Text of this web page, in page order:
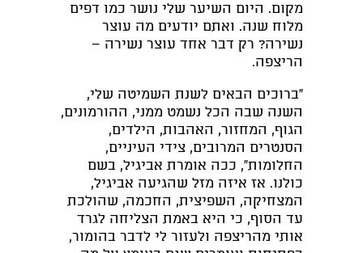
מקום. היום השיער שלי נושר כמו דפים
מלוח שנה. ואתם יודעים מה עוצר
נשירה? רק דבר אחד עוצר נשירה –
הריצפה.
"ברוכים הבאים לשנת השמיטה שלי,
השנה שבה הכל נשמט ממני, ההורמונים,
הגוף, המחזור, האהבות, הילדים,
הסנטרים המרובים, צידי העיניים,
החלומות", ככה אומרת אביגיל, בשם
כולנו. אז איזה מזל שהגיעה אביגיל,
המצחיקה, השפיצית, החכמה, שהולכת
עד הסוף, כי היא באמת הצליחה לגרד
אותי מהריצפה ולעזור לי לדבר בהומור,